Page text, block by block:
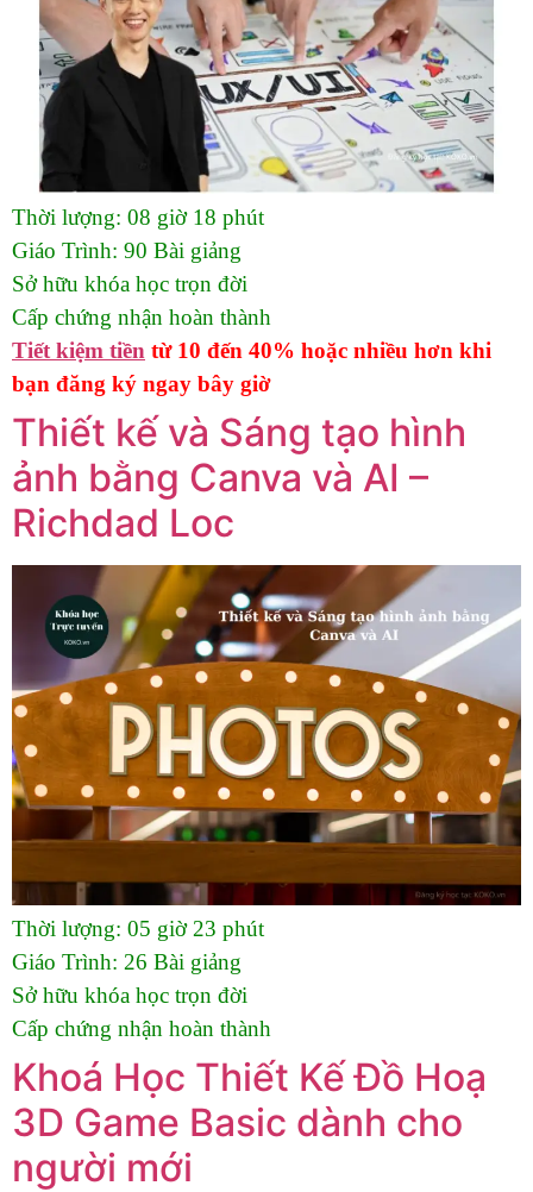
Thời lượng: 08 giờ 18 phút
Giáo Trình: 90 Bài giảng
Sở hữu khóa học trọn đời
Cấp chứng nhận hoàn thành
Tiết kiệm tiền từ 10 đến 40% hoặc nhiều hơn khi
bạn đăng ký ngay bây giờ
Thiết kế và Sáng tạo hình
ảnh bằng Canva và AI –
Richdad Loc
Thời lượng: 05 giờ 23 phút
Giáo Trình: 26 Bài giảng
Sở hữu khóa học trọn đời
Cấp chứng nhận hoàn thành
Khoá Học Thiết Kế Đồ Hoạ
3D Game Basic dành cho
người mới